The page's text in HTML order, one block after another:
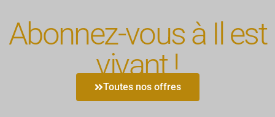
Abonnez-vous à Il est
vivant !
Toutes nos offres